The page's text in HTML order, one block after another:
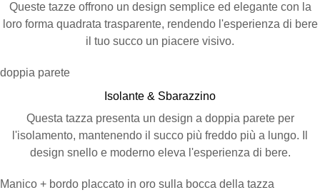
Queste tazze offrono un design semplice ed elegante con la
loro forma quadrata trasparente, rendendo l'esperienza di bere
il tuo succo un piacere visivo.
doppia parete
Isolante & Sbarazzino
Questa tazza presenta un design a doppia parete per
l'isolamento, mantenendo il succo più freddo più a lungo. Il
design snello e moderno eleva l'esperienza di bere.
Manico + bordo placcato in oro sulla bocca della tazza